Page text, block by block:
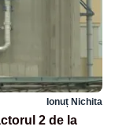
Ionuț Nichita
2 de la